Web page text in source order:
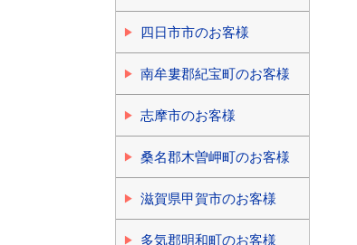
四日市市のお客様
南牟婁郡紀宝町のお客様
志摩市のお客様
桑名郡木曽岬町のお客様
滋賀県甲賀市のお客様
多気郡明和町のお客様